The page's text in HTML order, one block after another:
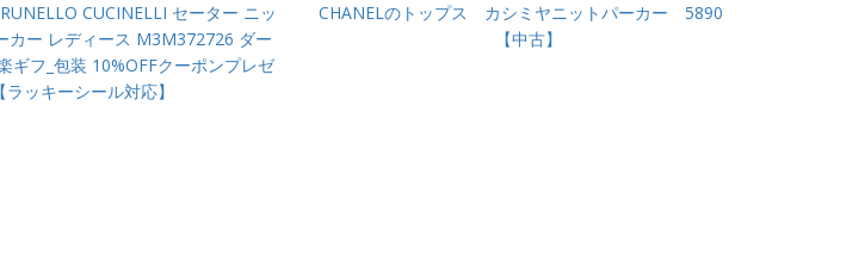
CUCINELLI セーター ニッ
カー レディース M3M372726 ダー
ギフ_包装 10%OFFクーポンプレゼ
ラッキーシール対応】
CHANELのトップス カシミヤニットパーカー 5890
【中古】